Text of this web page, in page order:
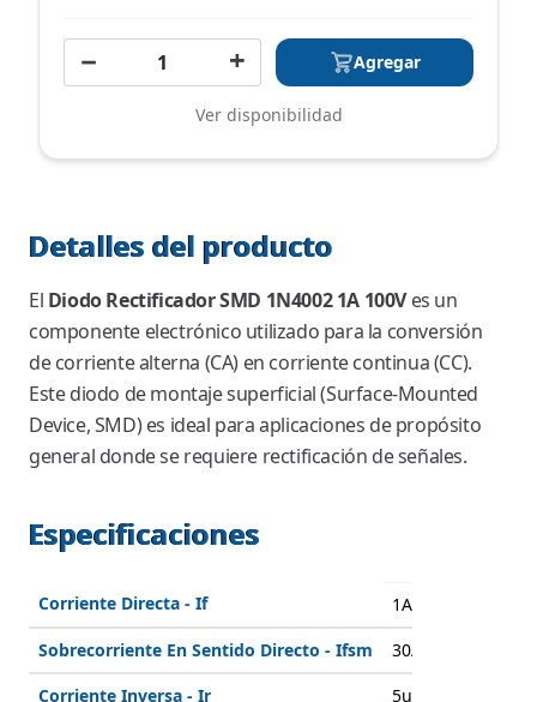
− + Agregar
Ver disponibilidad
Detalles del producto
El Diodo Rectificador SMD 1N4002 1A 100Ves un
componente electrónico utilizado para la conversión
de corriente alterna (CA) en corriente continua (CC).
Este diodo de montaje superficial (Surface-Mounted
Device, SMD) es ideal para aplicaciones de propósito
general donde se requiere rectificación de señales.
Especificaciones
Corriente Directa - If
1A
Sobrecorriente En Sentido Directo - Ifsm
30A
Corriente Inversa - Ir
5uA